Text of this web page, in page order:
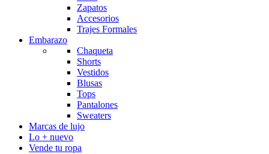
Zapatos
Accesorios
Trajes Formales
Embarazo
Chaqueta
Shorts
Vestidos
Blusas
Tops
Pantalones
Sweaters
Marcas de lujo
Lo + nuevo
Vende tu ropa